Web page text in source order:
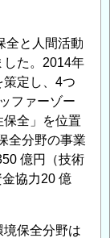
全と人間活動
した。2014年
策定し、4つ
ファーゾー
全」を位置
全分野の事業
億円（技術
協力20 億
保全分野は